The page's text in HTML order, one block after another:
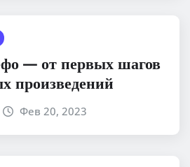
— от первых шагов
произведений
Фев 20, 2023